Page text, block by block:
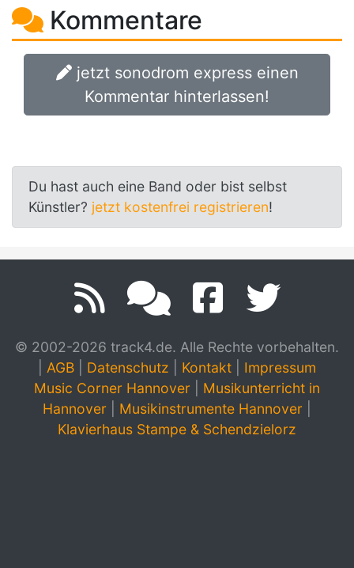
Kommentare
jetzt sonodrom express einen
Kommentar hinterlassen!
Du hast auch eine Band oder bist selbst
Künstler? jetzt kostenfrei registrieren!
© 2002-2026 track4.de. Alle Rechte vorbehalten.
AGB Datenschutz Kontakt
Impressum
Music Corner Hannover
Musikunterricht in
Hannover
Musikinstrumente Hannover
Klavierhaus Stampe & Schendzielorz